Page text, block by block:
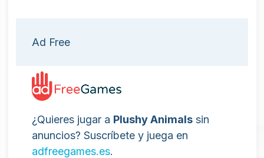
Ad Free
¿Quieres jugar a Plushy Animals sin
anuncios? Suscríbete y juega en
adfreegames.es.